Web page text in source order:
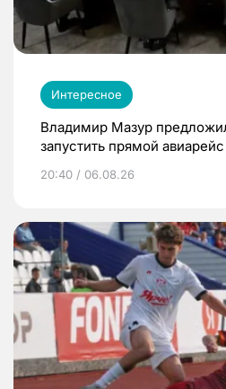
Интересное
Владимир Мазур
запустить прямой
20:40 / 06.08.26